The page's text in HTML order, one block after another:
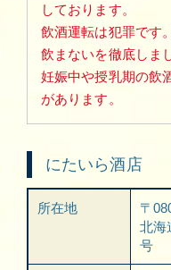
しております。
飲酒運転は犯罪です
飲まないを徹底しま
妊娠中や授乳期の飲
があります。
にたいら酒店
所在地
〒
北海
号